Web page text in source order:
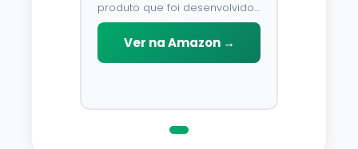
produto que foi desenvolvido
para limpar, proteger e
conservar a lataria do veiculo.
Por possuir pH neutro, pode
Ver na Amazon →